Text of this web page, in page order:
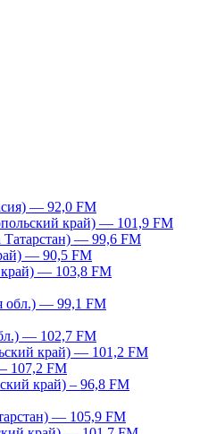
— 92,0 FM
край) — 101,9 FM
Татарстан) — 99,6 FM
— 90,5 FM
край) — 103,8 FM
обл.) — 99,1 FM
— 102,7 FM
край) — 101,2 FM
107,2 FM
край) – 96,8 FM
— 105,9 FM